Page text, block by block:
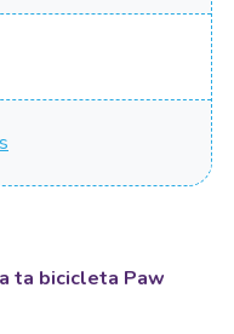
ta bicicleta Paw